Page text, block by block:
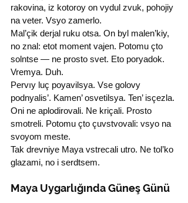
rakovina, iz kotoroy on vydul zvuk, pohojiy
na veter. Vsyo zamerlo.
Mal’çik derjal ruku otsa. On byl malen’kiy,
no znal: etot moment vajen. Potomu çto
solntse — ne prosto svet. Eto poryadok.
Vremya. Duh.
Pervıy luç poyavilsya. Vse golovy
podnyalis’. Kamen’ osvetilsya. Ten’ isçezla.
Oni ne aplodirovali. Ne kriçali. Prosto
smotreli. Potomu çto çuvstvovali: vsyo na
svoyom meste.
Tak drevniye Maya vstrecali utro. Ne tol’ko
glazami, no i serdtsem.
Maya Uygarlığında Güneş Günü